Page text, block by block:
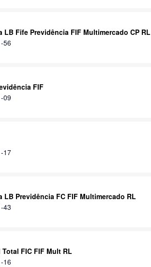
LB Fife Previdência FIF Multimercado CP RL
56
FIF
09
17
LB Previdência FC FIF Multimercado RL
43
FIC FIF Mult RL
16